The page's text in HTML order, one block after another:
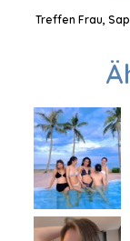
Treffen Frau,